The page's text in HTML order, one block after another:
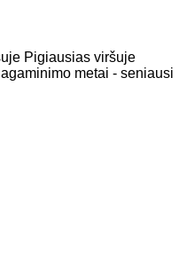
Pigiausias viršuje
metai - seniausi